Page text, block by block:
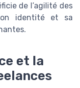
de l’agilité des
identité et sa
et la